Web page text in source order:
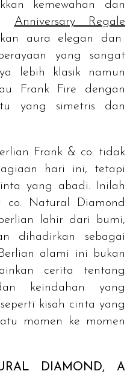
kemewahan dan
Anniversary Regale
aura elegan dan
yang sangat
lebih klasik namun
Frank Fire dengan
yang simetris dan
Frank & co. tidak
hari ini, tetapi
yang abadi. Inilah
Natural Diamond
lahir dari bumi,
dihadirkan sebagai
alami ini bukan
cerita tentang
keindahan yang
kisah cinta yang
momen ke momen
DIAMOND, A